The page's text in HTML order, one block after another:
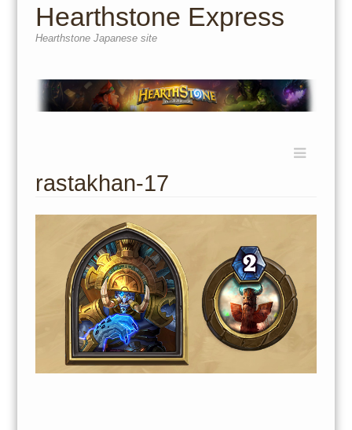
Hearthstone Express
Hearthstone Japanese site
content
rastakhan-17